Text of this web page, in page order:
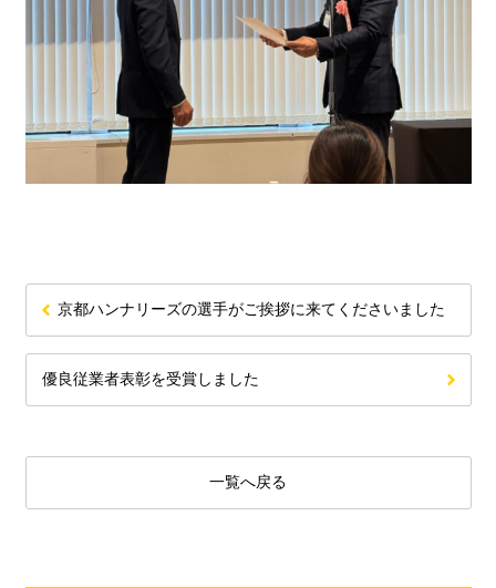
京都ハンナリーズの選手がご挨拶に来てくださいました
一覧へ戻る
優良従業者表彰を受賞しました